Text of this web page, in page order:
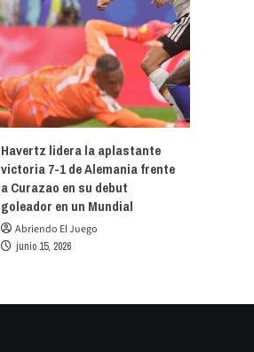
Havertz lidera la aplastante
victoria 7-1 de Alemania frente
a Curazao en su debut
goleador en un Mundial
Abriendo El Juego
junio 15, 2026